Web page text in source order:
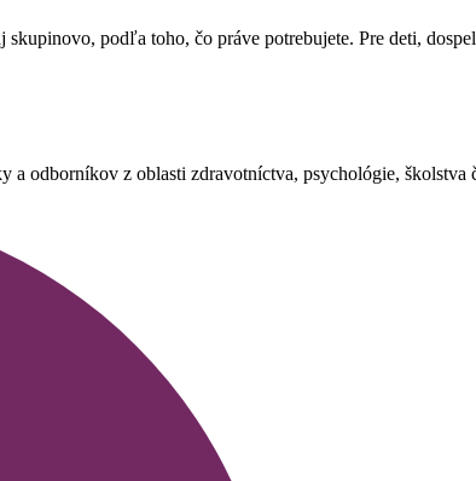
podľa toho, čo práve potrebujete. Pre deti,
odborníkov z oblasti zdravotníctva, psychológie, školstva